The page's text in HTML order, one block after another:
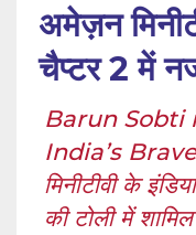
अमेज़न
चैप्टर 2 में
Barun Sobti
India’s
मिनीटीवी के
की टोली में